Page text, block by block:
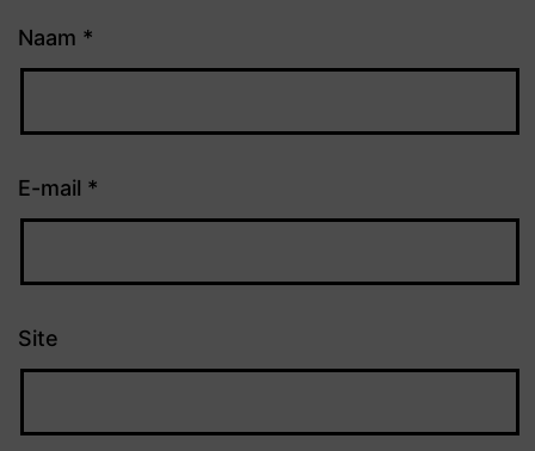
Naam *
E-mail *
Site